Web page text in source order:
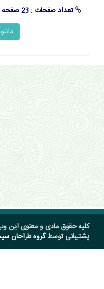
تعداد صفحات : 23 صفحه
کلیه حقوق مادی و معنوی
پشتیبانی توسطگروه طراحان